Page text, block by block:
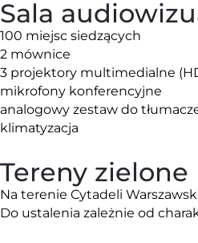
Sala
100 miejsc siedzących
2 mównice
3 projektory multimedialne
mikrofony konferencyjne
analogowy zestaw do
klimatyzacja
Tereny zielone
Na terenie Cytadeli
Do ustalenia zależnie od